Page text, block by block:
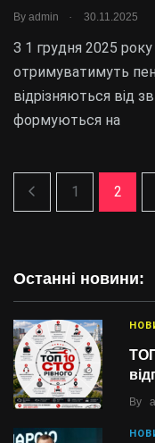
By admin . 30.11.2025
З 1 грудня 2025 року
отримуватимуть
відрізняються від
формуються на
1 2
Останні новини:
By